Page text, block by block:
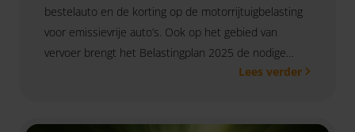
bestelauto en de korting op de motorrijtuigbelasting
voor emissievrije auto’s. Ook op het gebied van
vervoer brengt het Belastingplan 2025 de nodige
wijzigingen en gevolgen met zich mee. Lees hier waar
Lees verder